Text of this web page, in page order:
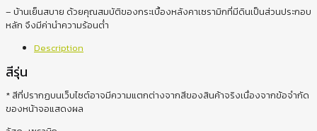
– บ้านเย็นสบาย ด้วยคุณสมบัติของกระเบื้องหลังคาเซรามิกที่มีดินเป็นส่วนประกอบ
หลัก จึงมีค่านำความร้อนต่ำ
Description
สีรุ่น
* สีที่ปรากฏบนเว็บไซต์อาจมีความแตกต่างจากสีของสินค้าจริงเนื่องจากข้อจำกัด
ของหน้าจอแสดงผล